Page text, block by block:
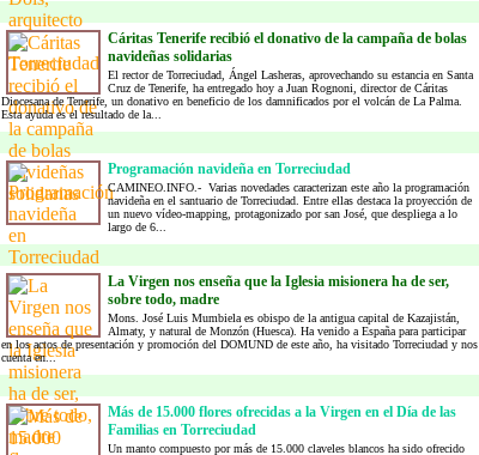
Cáritas Tenerife recibió el donativo de la campaña de bolas
navideñas solidarias
El rector de Torreciudad, Ángel Lasheras, aprovechando su estancia en Santa
Cruz de Tenerife, ha entregado hoy a Juan Rognoni, director de Cáritas
Diocesana de Tenerife, un donativo en beneficio de los damnificados por el volcán de La Palma.
Esta ayuda es el resultado de la...
Programación navideña en Torreciudad
CAMINEO.INFO.- Varias novedades caracterizan este año la programación
navideña en el santuario de Torreciudad. Entre ellas destaca la proyección de
un nuevo vídeo-mapping, protagonizado por san José, que despliega a lo
largo de 6...
La Virgen nos enseña que la Iglesia misionera ha de ser,
sobre todo, madre
Mons. José Luis Mumbiela es obispo de la antigua capital de Kazajistán,
Almaty, y natural de Monzón (Huesca). Ha venido a España para participar
en los actos de presentación y promoción del DOMUND de este año, ha visitado Torreciudad y nos
cuenta en...
Más de 15.000 flores ofrecidas a la Virgen en el Día de las
Familias en Torreciudad
Un manto compuesto por más de 15.000 claveles blancos ha sido ofrecido